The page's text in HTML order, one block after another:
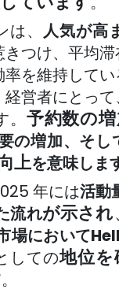
、 人気が高
きつけ、平均
を維持してい
経営者にとっ
予約数の
の増加、そし
上を意味しま
年には活動
流れが示され、
場において
しての地位を
。